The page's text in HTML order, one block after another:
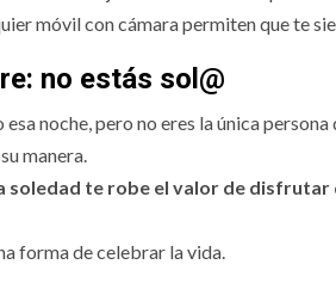
móvil con cámara permiten que te
no estás sol@
noche, pero no eres la única
manera.
soledad te robe el valor de disfrutar
forma de celebrar la vida.